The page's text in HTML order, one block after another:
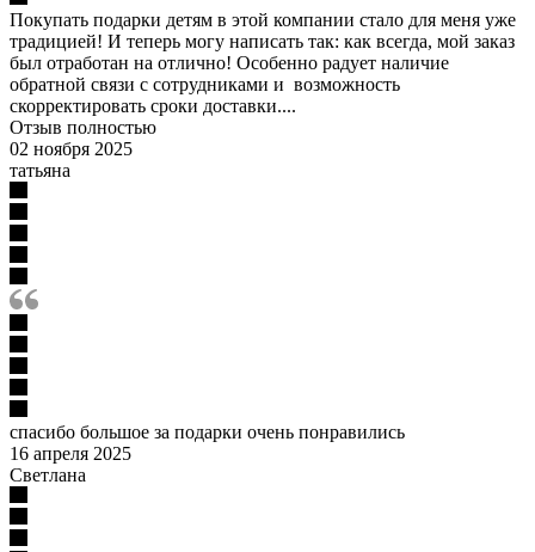
Покупать подарки детям в этой компании стало для меня уже
традицией! И теперь могу написать так: как всегда, мой заказ
был отработан на отлично! Особенно радует наличие
обратной связи с сотрудниками и возможность
скорректировать сроки доставки....
Отзыв полностью
02 ноября 2025
татьяна
спасибо большое за подарки очень понравились
16 апреля 2025
Светлана